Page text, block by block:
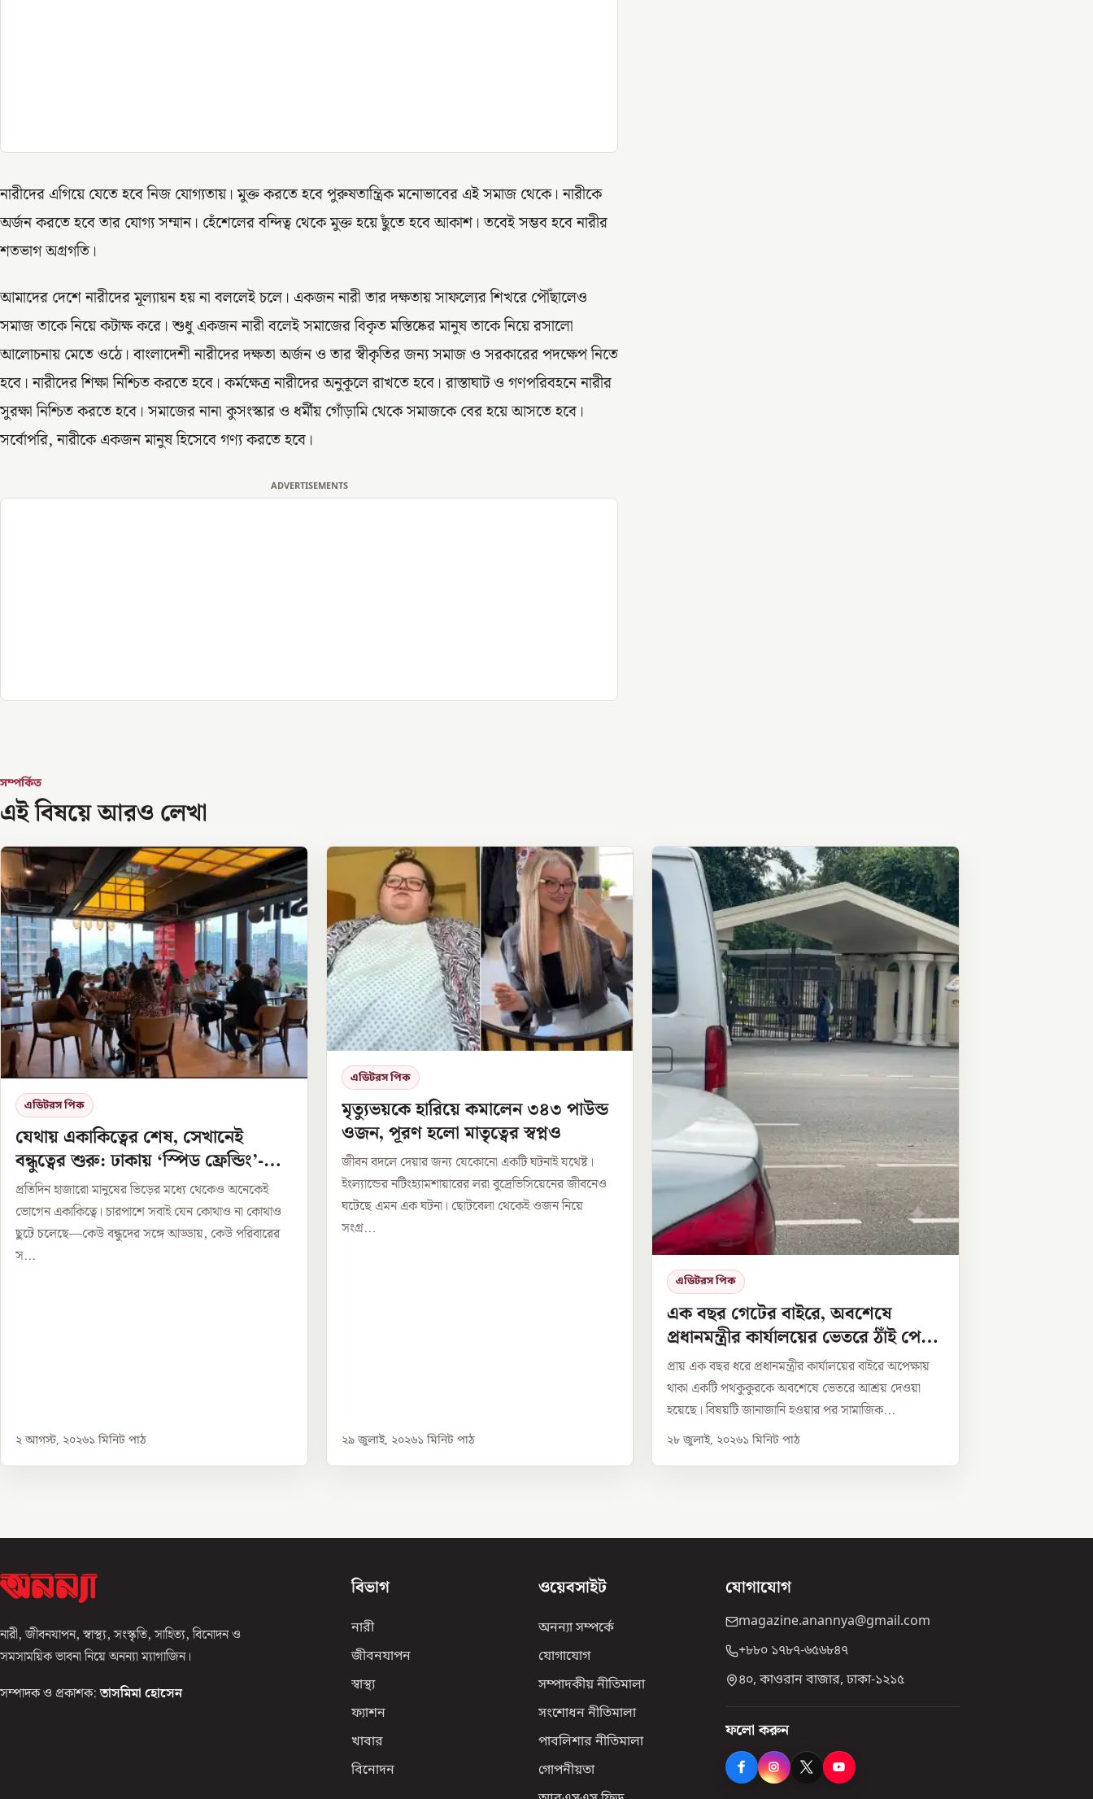
নারীদের এগিয়ে যেতে হবে নিজ যোগ্যতায়। মুক্ত করতে হবে পুরুষতান্ত্রিক মনোভাবের এই সমাজ থেকে। নারীকে
অর্জন করতে হবে তার যোগ্য সম্মান। হেঁশেলের বন্দিত্ব থেকে মুক্ত হয়ে ছুঁতে হবে আকাশ। তবেই সম্ভব হবে নারীর
শতভাগ অগ্রগতি।
আমাদের দেশে নারীদের মূল্যায়ন হয় না বললেই চলে। একজন নারী তার দক্ষতায় সাফল্যের শিখরে পৌঁছালেও
সমাজ তাকে নিয়ে কটাক্ষ করে। শুধু একজন নারী বলেই সমাজের বিকৃত মস্তিষ্কের মানুষ তাকে নিয়ে রসালো
আলোচনায় মেতে ওঠে। বাংলাদেশী নারীদের দক্ষতা অর্জন ও তার স্বীকৃতির জন্য সমাজ ও সরকারের পদক্ষেপ নিতে
হবে। নারীদের শিক্ষা নিশ্চিত করতে হবে। কর্মক্ষেত্র নারীদের অনুকূলে রাখতে হবে। রাস্তাঘাট ও গণপরিবহনে নারীর
সুরক্ষা নিশ্চিত করতে হবে। সমাজের নানা কুসংস্কার ও ধর্মীয় গোঁড়ামি থেকে সমাজকে বের হয়ে আসতে হবে।
সর্বোপরি, নারীকে একজন মানুষ হিসেবে গণ্য করতে হবে।
ADVERTISEMENTS
সম্পর্কিত
এই বিষয়ে আরও লেখা
এডিটরস পিক
যেথায় একাকিত্বের শেষ, সেখানেই
বন্ধুত্বের শুরু: ঢাকায় ‘স্পিড ফ্রেন্ডিং’-এর
নতুন ঠিকানা
প্রতিদিন হাজারো মানুষের ভিড়ের মধ্যে থেকেও অনেকেই
ভোগেন একাকিত্বে। চারপাশে সবাই যেন কোথাও না কোথাও
ছুটে চলেছে—কেউ বন্ধুদের সঙ্গে আড্ডায়, কেউ পরিবারের
স...
২ আগস্ট, ২০২৬১ মিনিট পাঠ
এডিটরস পিক
মৃত্যুভয়কে হারিয়ে কমালেন ৩৪৩ পাউন্ড
ওজন, পূরণ হলো মাতৃত্বের স্বপ্নও
জীবন বদলে দেয়ার জন্য যেকোনো একটি ঘটনাই যথেষ্ট।
ইংল্যান্ডের নটিংহ্যামশায়ারের লরা বুদ্রেভিসিয়েনের জীবনেও
ঘটেছে এমন এক ঘটনা। ছোটবেলা থেকেই ওজন নিয়ে
সংগ্র...
২৯ জুলাই, ২০২৬১ মিনিট পাঠ
এডিটরস পিক
এক বছর গেটের বাইরে, অবশেষে
প্রধানমন্ত্রীর কার্যালয়ের ভেতরে ঠাঁই পেল
পথকুকুর
প্রায় এক বছর ধরে প্রধানমন্ত্রীর কার্যালয়ের বাইরে অপেক্ষায়
থাকা একটি পথকুকুরকে অবশেষে ভেতরে আশ্রয় দেওয়া
হয়েছে। বিষয়টি জানাজানি হওয়ার পর সামাজিক...
২৮ জুলাই, ২০২৬১ মিনিট পাঠ
নারী, জীবনযাপন, স্বাস্থ্য, সংস্কৃতি, সাহিত্য, বিনোদন ও
সমসাময়িক ভাবনা নিয়ে অনন্যা ম্যাগাজিন।
সম্পাদক ও প্রকাশক: তাসমিমা হোসেন
বিভাগ
নারী
জীবনযাপন
স্বাস্থ্য
ফ্যাশন
খাবার
বিনোদন
ওয়েবসাইট
অনন্যা সম্পর্কে
যোগাযোগ
সম্পাদকীয় নীতিমালা
সংশোধন নীতিমালা
পাবলিশার নীতিমালা
গোপনীয়তা
যোগাযোগ
magazine.anannya@gmail.com
+৮৮০ ১৭৮৭-৬৫৬৮৪৭
৪০, কাওরান বাজার, ঢাকা-১২১৫
ফলো করুন